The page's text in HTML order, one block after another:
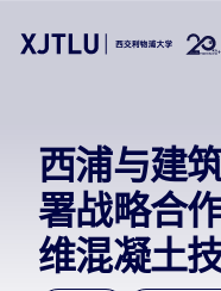
招生
科研
西浦与建
署战略合
维混凝土